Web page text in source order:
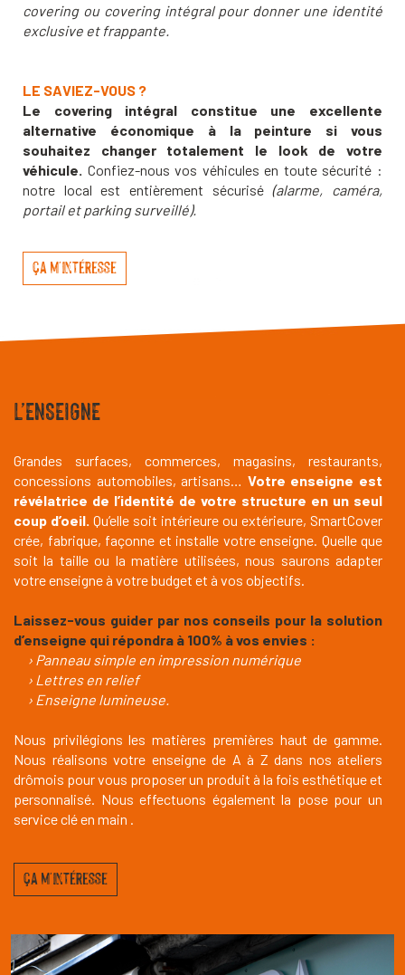
covering ou covering intégral pour donner une identité
exclusive et frappante.
LE SAVIEZ-VOUS ?
Le covering intégral constitue une excellente
alternative économique à la peinture si vous
souhaitez changer totalement le look de votre
véhicule. Confiez-nous vos véhicules en toute sécurité :
notre local est entièrement sécurisé(alarme, caméra,
portail et parking surveillé).
ça m'intéresse
L’ENSEIGNE
Grandes surfaces, commerces, magasins, restaurants,
concessions automobiles, artisans… Votre enseigne est
révélatrice de l’identité de votre structure en un seul
coup d’oeil. Qu’elle soit intérieure ou extérieure, SmartCover
crée, fabrique, façonne et installe votre enseigne. Quelle que
soit la taille ou la matière utilisées, nous saurons adapter
votre enseigne à votre budget et à vos objectifs.
Laissez-vous guider par nos conseils pour la solution
d’enseigne qui répondra à 100% à vos envies :
› Panneau simple en impression numérique
› Lettres en relief
› Enseigne lumineuse.
Nous privilégions les matières premières haut de gamme.
Nous réalisons votre enseigne de A à Z dans nos ateliers
drômois pour vous proposer un produit à la fois esthétique et
personnalisé. Nous effectuons également la pose pour un
service clé en main .
ça m'intéresse